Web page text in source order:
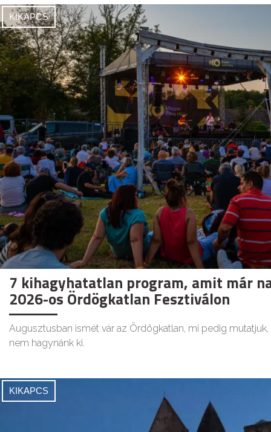
KIKAPCS
7 kihagyhatatlan program, amit már
2026-os Ördögkatlan Fesztiválon
Augusztusban ismét vár az Ördögkatlan, mi pedig
nem hagynánk ki.
KIKAPCS